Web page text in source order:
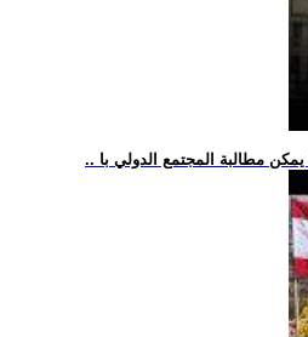
مطالبة المجتمع الدولي با